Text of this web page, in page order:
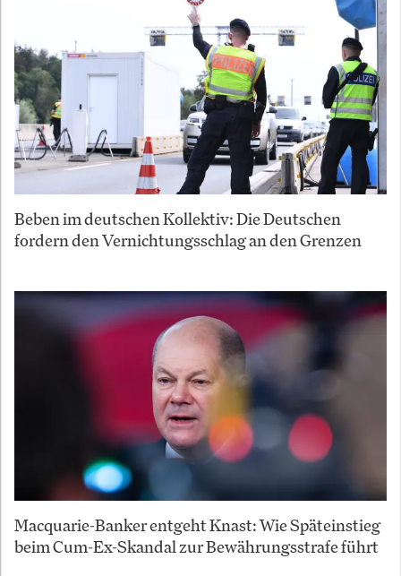
Beben im deutschen Kollektiv: Die Deutschen
fordern den Vernichtungsschlag an den Grenzen
Macquarie-Banker entgeht Knast: Wie Späteinstieg
beim Cum-Ex-Skandal zur Bewährungsstrafe führt